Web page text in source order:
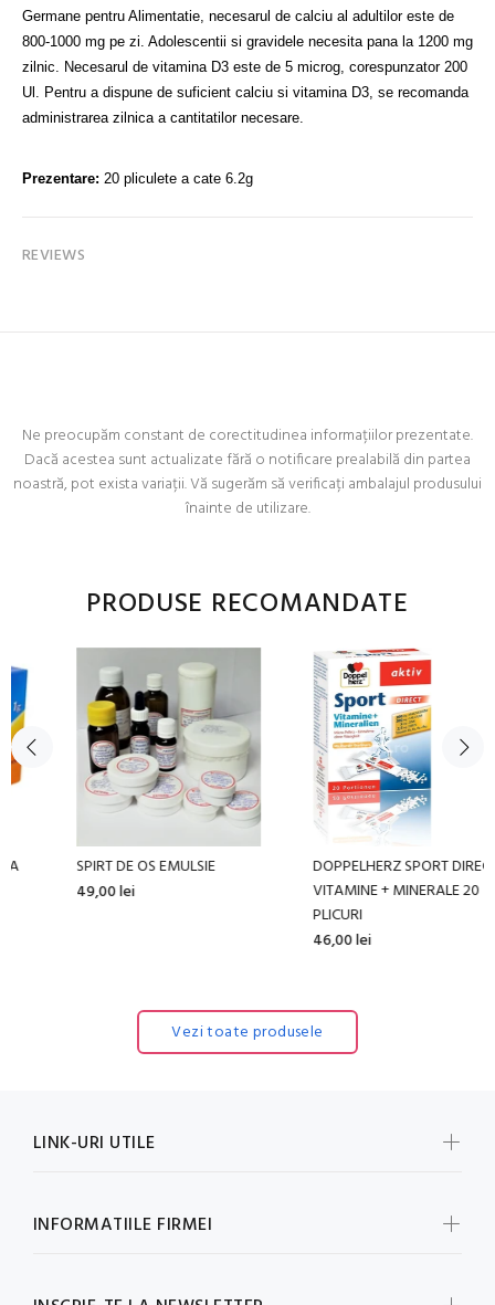
Germane pentru Alimentatie, necesarul de calciu al adultilor este de
800-1000 mg pe zi. Adolescentii si gravidele necesita pana la 1200 mg
zilnic. Necesarul de vitamina D3 este de 5 microg, corespunzator 200
Ul. Pentru a dispune de suficient calciu si vitamina D3, se recomanda
administrarea zilnica a cantitatilor necesare.
Prezentare: 20 pliculete a cate 6.2g
REVIEWS
Ne preocupăm constant de corectitudinea informațiilor prezentate.
Dacă acestea sunt actualizate fără o notificare prealabilă din partea
noastră, pot exista variații. Vă sugerăm să verificați ambalajul produsului
înainte de utilizare.
PRODUSE RECOMANDATE
SPIRT DE OS EMULSIE
49,00 lei
DOPPELHERZ SPORT DIRECT
VITAMINE + MINERALE 20
46,00 lei
Vezi toate produsele
LINK-URI UTILE
INFORMATIILE FIRMEI